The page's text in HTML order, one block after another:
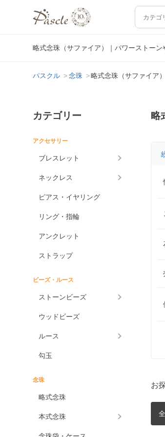
略式念珠（サファイア）｜パワーストー
パスクル 念珠 略式念珠（サファイア）
カテゴリー
アクセサリー
ブレスレット
ネックレス
ピアス・イヤリング
リング・指輪
アンクレット
ストラップ
ビーズ・ルース
ストーンビーズ
ウッドビーズ
ルース
勾玉
念珠
略式念珠
本式念珠
略
お